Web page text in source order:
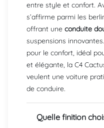
entre style et confort.
s’affirme parmi les
offrant une conduite
suspensions
pour le confort, idéal
et élégante, la C4
veulent une voiture
de conduire.
Quelle finition